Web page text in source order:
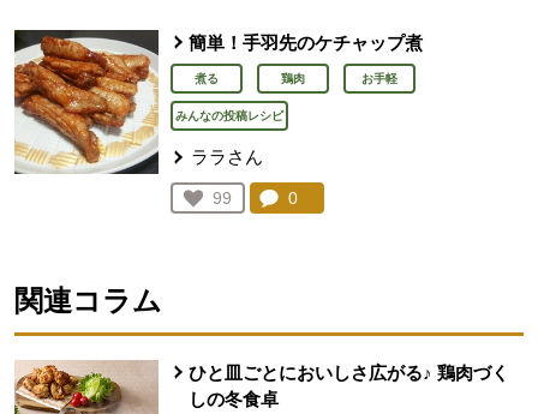
簡単！手羽先のケチャップ煮
煮る 鶏肉 お手軽
みんなの投稿レシピ
ララさん
お気に入り登録：
99
人が登録
コメント：
0
関連コラム
ひと皿ごとにおいしさ広がる♪ 鶏肉づく
しの冬食卓